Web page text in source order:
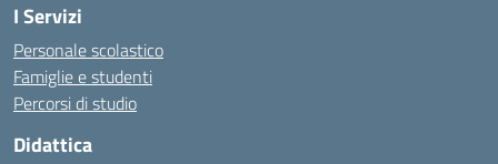
I Servizi
Personale scolastico
Famiglie e studenti
Percorsi di studio
Didattica